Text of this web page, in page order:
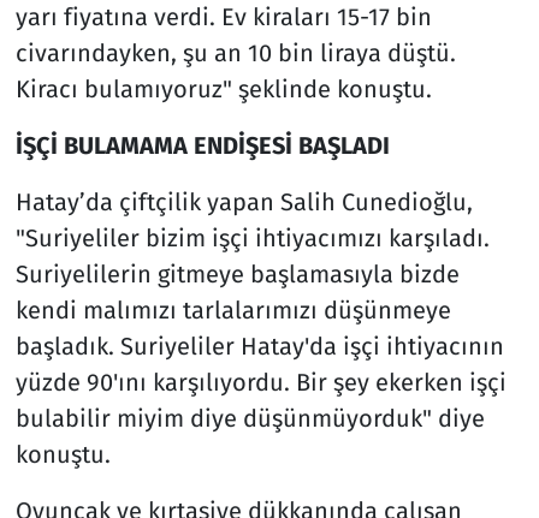
yarı fiyatına verdi. Ev kiraları 15-17 bin
civarındayken, şu an 10 bin liraya düştü.
Kiracı bulamıyoruz" şeklinde konuştu.
İŞÇİ BULAMAMA ENDİŞESİ BAŞLADI
Hatay’da çiftçilik yapan Salih Cunedioğlu,
"Suriyeliler bizim işçi ihtiyacımızı karşıladı.
Suriyelilerin gitmeye başlamasıyla bizde
kendi malımızı tarlalarımızı düşünmeye
başladık. Suriyeliler Hatay'da işçi ihtiyacının
yüzde 90'ını karşılıyordu. Bir şey ekerken işçi
bulabilir miyim diye düşünmüyorduk" diye
konuştu.
Oyuncak ve kırtasiye dükkanında çalışan